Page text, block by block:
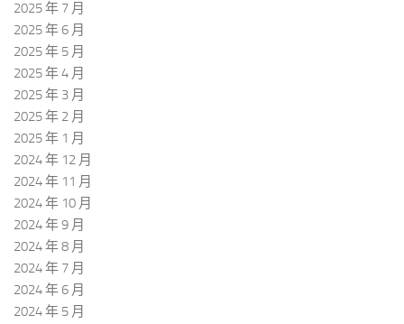
2025 年 7 月
2025 年 6 月
2025 年 5 月
2025 年 4 月
2025 年 3 月
2025 年 2 月
2025 年 1 月
2024 年 12 月
2024 年 11 月
2024 年 10 月
2024 年 9 月
2024 年 8 月
2024 年 7 月
2024 年 6 月
2024 年 5 月